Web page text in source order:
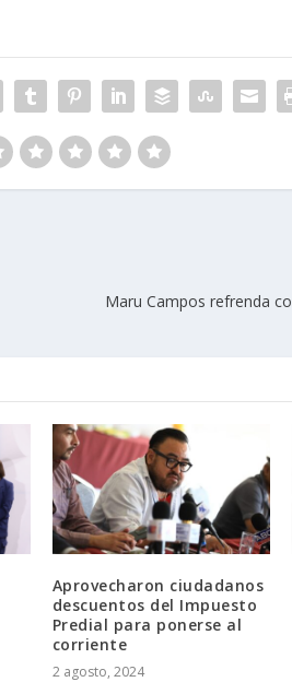
Maru Campos refrenda
Aprovecharon ciudadanos
descuentos del Impuesto
Predial para ponerse al
corriente
2 agosto, 2024